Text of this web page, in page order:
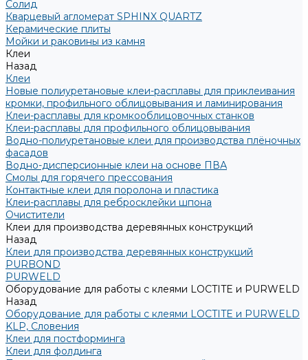
Солид
Кварцевый агломерат SPHINX QUARTZ
Керамические плиты
Мойки и раковины из камня
Клеи
Назад
Клеи
Новые полиуретановые клеи-расплавы для приклеивания
кромки, профильного облицовывания и ламинирования
Клеи-расплавы для кромкооблицовочных станков
Клеи-расплавы для профильного облицовывания
Водно-полиуретановые клеи для производства плёночных
фасадов
Водно-дисперсионные клеи на основе ПВА
Смолы для горячего прессования
Контактные клеи для поролона и пластика
Клеи-расплавы для ребросклейки шпона
Очистители
Клеи для производства деревянных конструкций
Назад
Клеи для производства деревянных конструкций
PURBOND
PURWELD
Оборудование для работы с клеями LOCTITE и PURWELD
Назад
Оборудование для работы с клеями LOCTITE и PURWELD
KLP, Словения
Клеи для постформинга
Клеи для фолдинга